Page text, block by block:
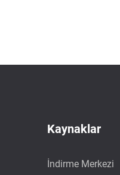
Kaynaklar
İndirme Merkezi